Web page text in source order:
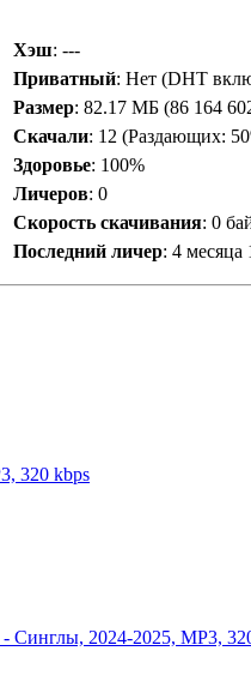
Хэш: ---
Приватный: Нет (DHT
Размер: 82.17 МБ (86 164
Скачали: 12 (Раздающих:
Здоровье: 100%
Личеров: 0
Скорость скачивания: 0
Последний личер: 4 месяца
320 kbps
- Синглы, 2024-2025, MP3,